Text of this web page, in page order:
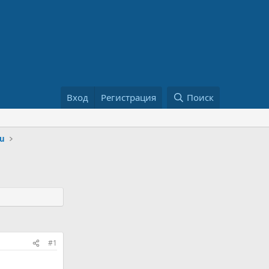
Вход Регистрация Поиск
#1